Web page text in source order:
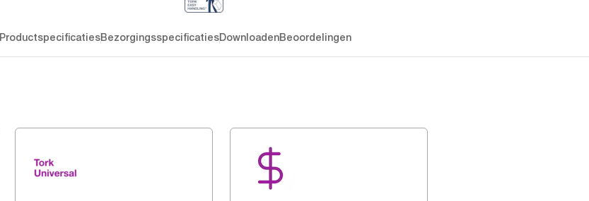
ProductspecificatiesBezorgingsspecificatiesDownloadenBeoordelingen